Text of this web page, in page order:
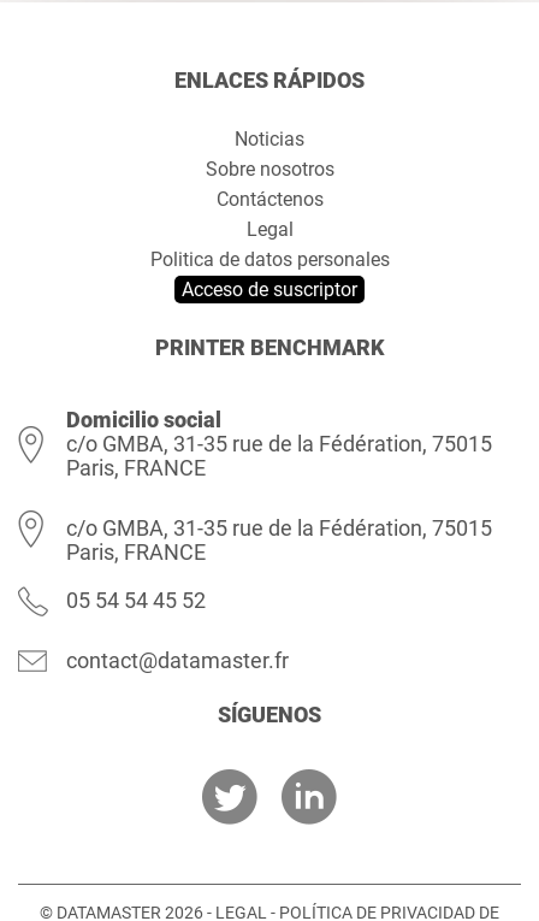
ENLACES RÁPIDOS
Noticias
Sobre nosotros
Contáctenos
Legal
Politica de datos personales
Acceso de suscriptor
PRINTER BENCHMARK
Domicilio social
c/o GMBA, 31-35 rue de la Fédération, 75015
Paris, FRANCE
c/o GMBA, 31-35 rue de la Fédération, 75015
Paris, FRANCE
05 54 54 45 52
contact@datamaster.fr
SÍGUENOS
© DATAMASTER 2026 - LEGAL - POLÍTICA DE PRIVACIDAD DE